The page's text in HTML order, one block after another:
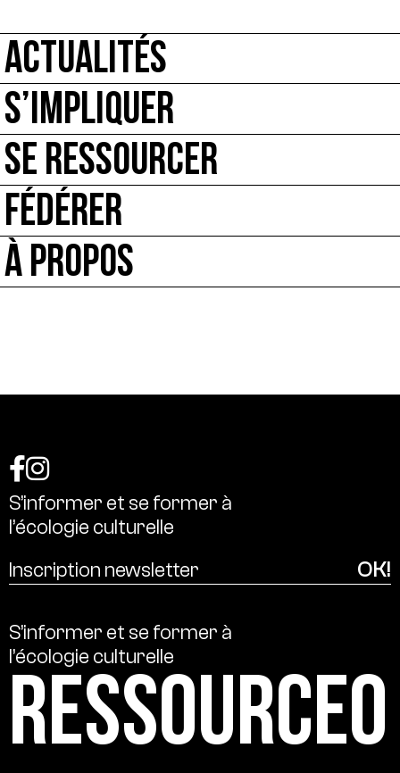
ACTUALITÉS
S’IMPLIQUER
SE RESSOURCER
FÉDÉRER
À PROPOS
S’informer et se former à
l’écologie culturelle
S’informer et se former à
l’écologie culturelle
Ressource0